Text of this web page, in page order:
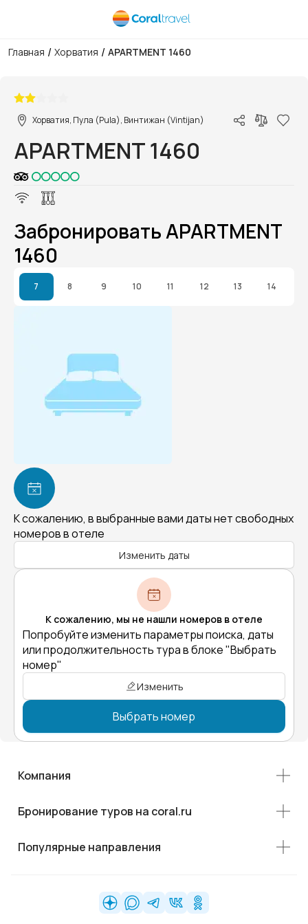
Главная / Хорватия / APARTMENT 1460
Хорватия, Пула (Pula), Винтижан (Vintijan)
APARTMENT 1460
Забронировать APARTMENT
1460
7 8 9 10 11 12 13 14
К сожалению, в выбранные вами даты нет свободных
номеров в отеле
Изменить даты
К сожалению, мы не нашли номеров в отеле
Попробуйте изменить параметры поиска, даты
или продолжительность тура в блоке "Выбрать
номер"
Изменить
Выбрать номер
Компания
Бронирование туров на coral.ru
Популярные направления